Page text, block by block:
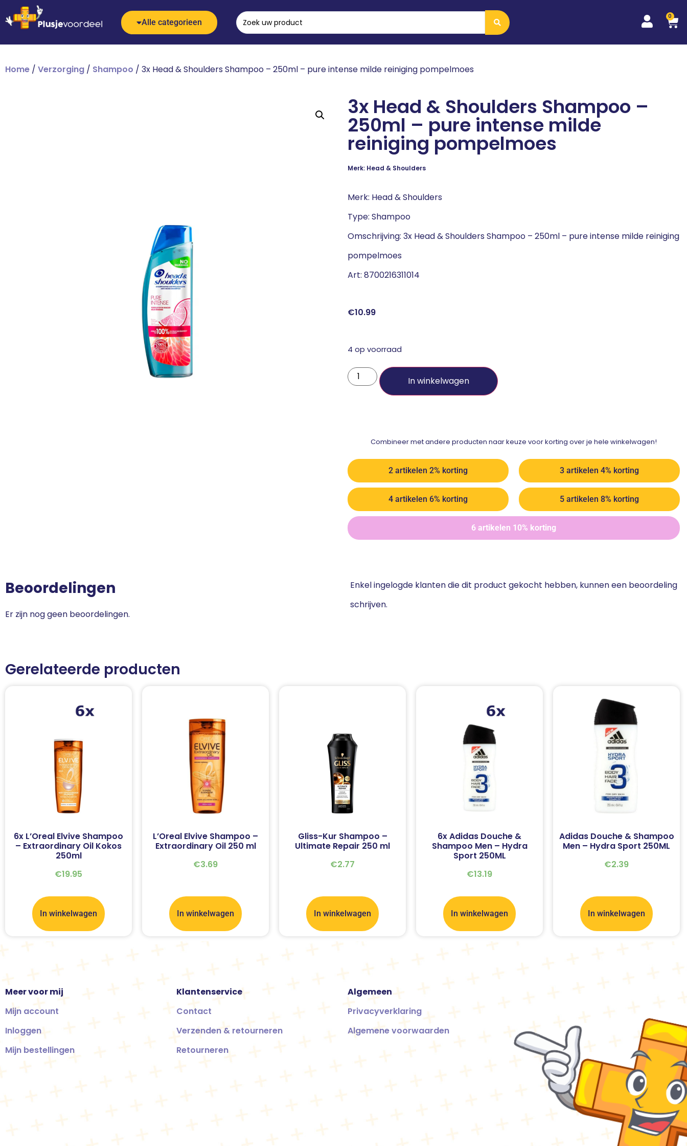
Alle categorieen
0
Home / Verzorging / Shampoo / 3x Head & Shoulders Shampoo – 250ml – pure intense milde reiniging pompelmoes
3x Head & Shoulders Shampoo –
250ml – pure intense milde
reiniging pompelmoes
Merk: Head & Shoulders
Merk: Head & Shoulders
Type: Shampoo
Omschrijving: 3x Head & Shoulders Shampoo – 250ml – pure intense milde reiniging
pompelmoes
Art: 8700216311014
€10.99
4 op voorraad
In winkelwagen
Combineer met andere producten naar keuze voor korting over je hele winkelwagen!
2 artikelen 2% korting 3 artikelen 4% korting
4 artikelen 6% korting 5 artikelen 8% korting
6 artikelen 10% korting
Beoordelingen
Er zijn nog geen beoordelingen.
Enkel ingelogde klanten die dit product gekocht hebben, kunnen een beoordeling
schrijven.
Gerelateerde producten
6x L’Oreal Elvive Shampoo
– Extraordinary Oil Kokos
250ml
€19.95
In winkelwagen
L’Oreal Elvive Shampoo –
Extraordinary Oil 250 ml
€3.69
In winkelwagen
Gliss-Kur Shampoo –
Ultimate Repair 250 ml
€2.77
In winkelwagen
6x Adidas Douche &
Shampoo Men – Hydra
Sport 250ML
€13.19
In winkelwagen
Adidas Douche & Shampoo
Men – Hydra Sport 250ML
€2.39
In winkelwagen
Meer voor mij
Mijn account
Inloggen
Mijn bestellingen
Klantenservice
Contact
Verzenden & retourneren
Retourneren
Algemeen
Privacyverklaring
Algemene voorwaarden